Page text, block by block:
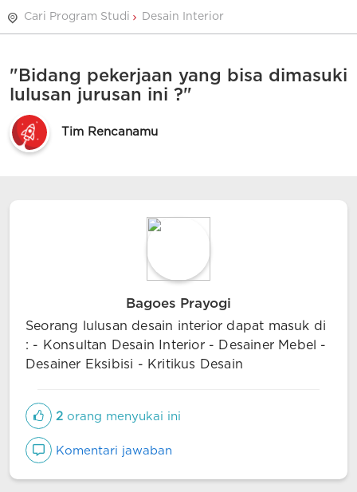
Cari Program Studi Desain Interior
"Bidang pekerjaan yang bisa dimasuki
lulusan jurusan ini ?"
Tim Rencanamu
Bagoes Prayogi
Seorang lulusan desain interior dapat masuk di
: - Konsultan Desain Interior - Desainer Mebel -
Desainer Eksibisi - Kritikus Desain
2 orang menyukai ini
Komentari jawaban